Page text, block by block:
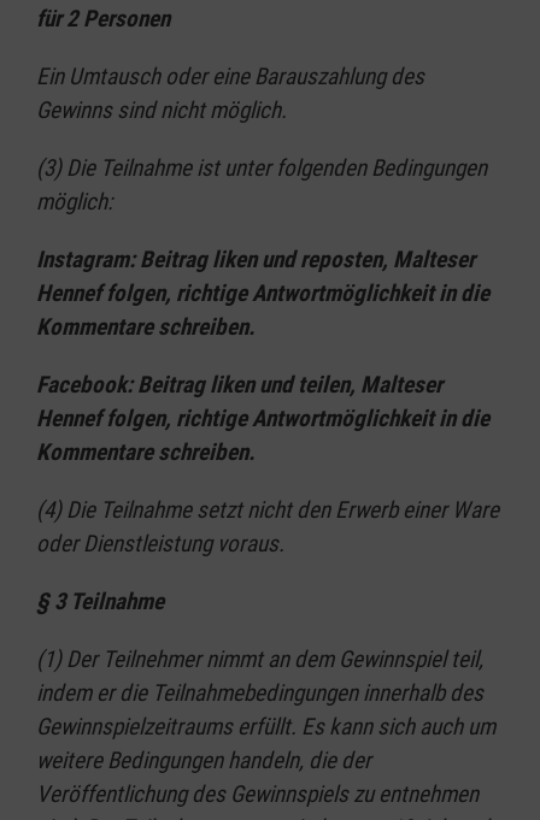
für 2 Personen
Ein Umtausch oder eine Barauszahlung des
Gewinns sind nicht möglich.
(3) Die Teilnahme ist unter folgenden Bedingungen
möglich:
Instagram: Beitrag liken und reposten, Malteser
Hennef folgen, richtige Antwortmöglichkeit in die
Kommentare schreiben.
Facebook: Beitrag liken und teilen, Malteser
Hennef folgen, richtige Antwortmöglichkeit in die
Kommentare schreiben.
(4) Die Teilnahme setzt nicht den Erwerb einer Ware
oder Dienstleistung voraus.
§ 3 Teilnahme
(1) Der Teilnehmer nimmt an dem Gewinnspiel teil,
indem er die Teilnahmebedingungen innerhalb des
Gewinnspielzeitraums erfüllt. Es kann sich auch um
weitere Bedingungen handeln, die der
Veröffentlichung des Gewinnspiels zu entnehmen